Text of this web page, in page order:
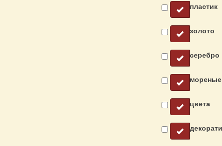
пластик
золото
серебро
мореные
цвета